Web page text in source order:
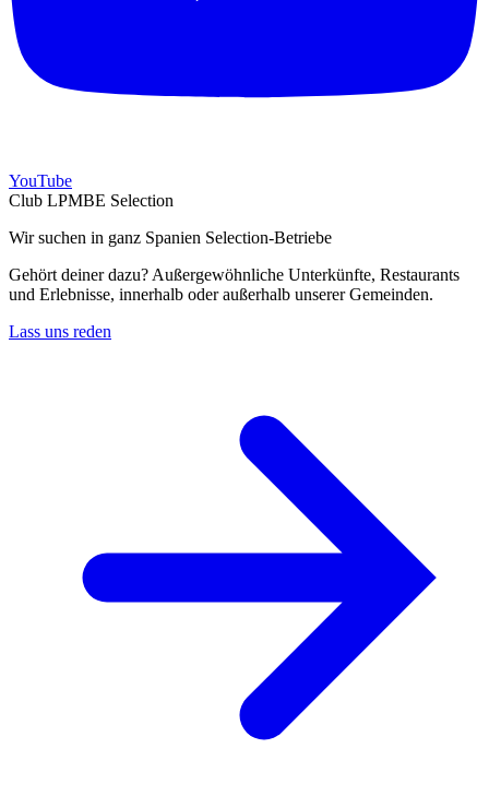
YouTube
Club LPMBE Selection
Wir suchen in ganz Spanien Selection-Betriebe
Gehört deiner dazu? Außergewöhnliche Unterkünfte, Restaurants
und Erlebnisse, innerhalb oder außerhalb unserer Gemeinden.
Lass uns reden